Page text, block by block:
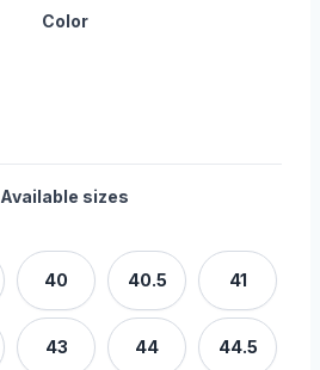
Color
Available sizes
40 40.5 41
43 44 44.5